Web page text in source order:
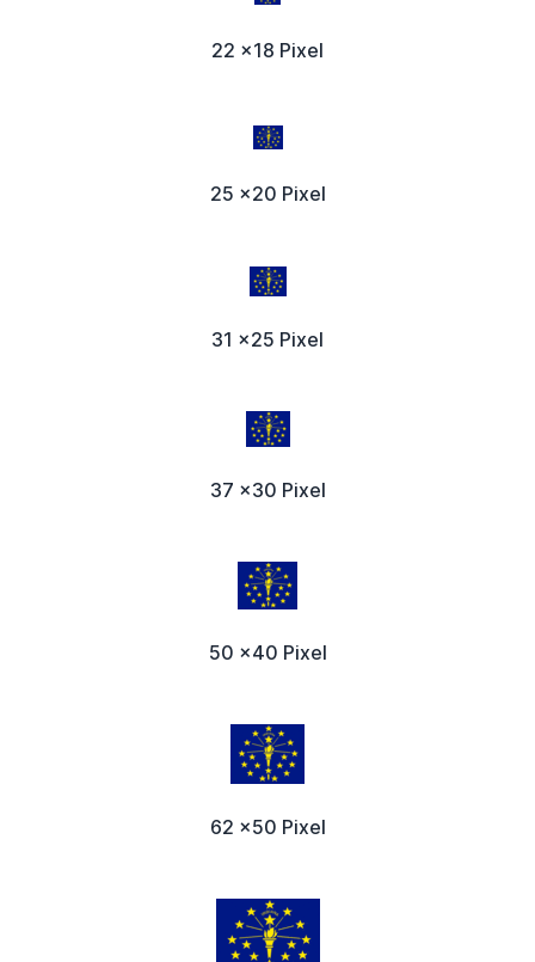
22 x18 Pixel
25 x20 Pixel
31 x25 Pixel
37 x30 Pixel
50 x40 Pixel
62 x50 Pixel